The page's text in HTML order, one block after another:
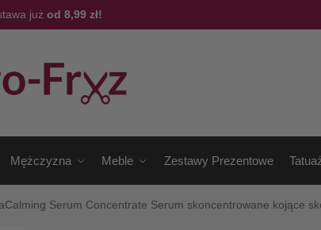
już od 8,99 zł!
Mężczyzna Meble Zestawy Prezentowe
Serum Concentrate Serum skoncentrowane kojące